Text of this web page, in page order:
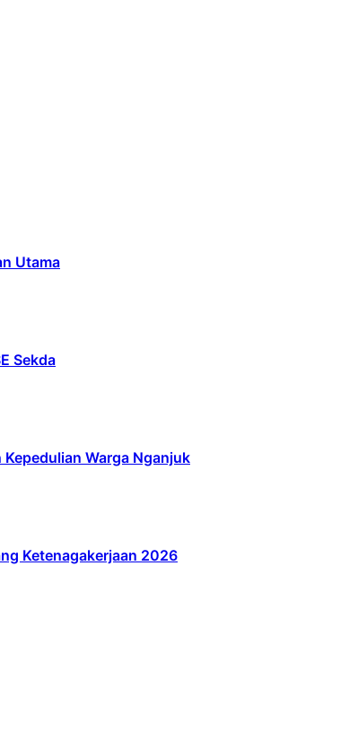
Utama
Sekda
Warga Nganjuk
Ketenagakerjaan 2026